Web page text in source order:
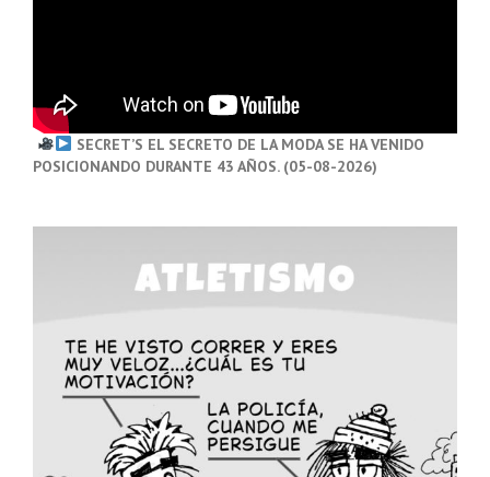
SECRET’S EL SECRETO DE LA MODA SE HA VENIDO
POSICIONANDO DURANTE 43 AÑOS. (05-08-2026)